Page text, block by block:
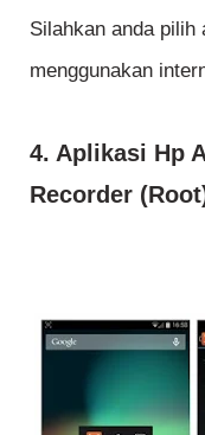
Silahkan anda pilih
menggunakan
4. Aplikasi Hp
Recorder